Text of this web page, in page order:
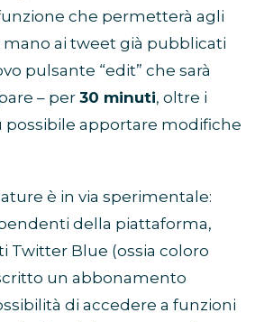
che permetterà agli
ai tweet già pubblicati
pulsante “edit” che sarà
– per30 minuti, oltre i
possibile apportare modifiche
è in via sperimentale:
della piattaforma,
Twitter Blue (ossia coloro
un abbonamento
di accedere a funzioni